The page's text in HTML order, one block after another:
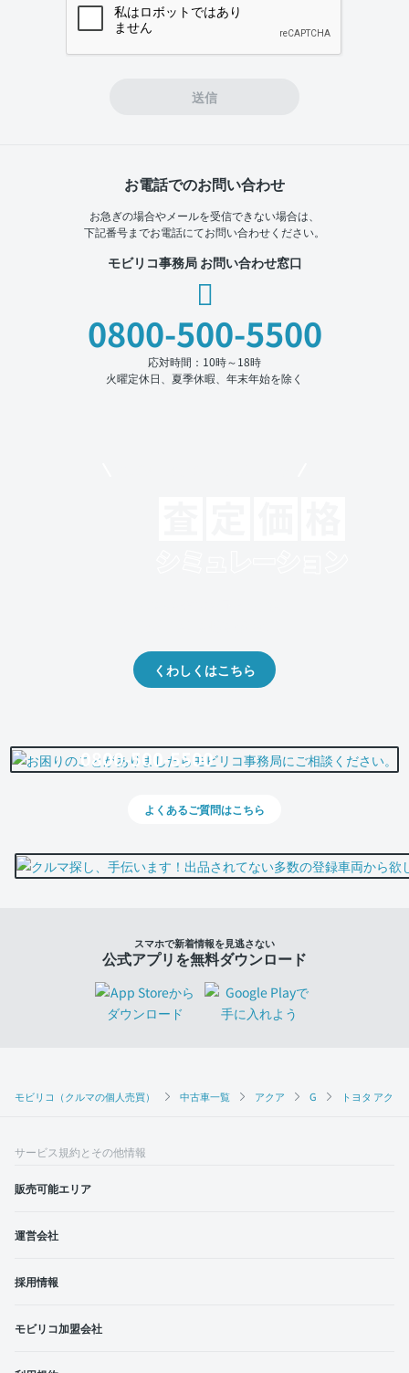
モビリコ（クルマの個人売買） 中古車一覧 アクア G トヨタ アク
送信
お電話でのお問い合わせ
お急ぎの場合やメールを受信できない場合は、
下記番号までお電話にてお問い合わせください。
モビリコ事務局 お問い合わせ窓口
0800-500-5500
応対時間：10時～18時
火曜定休日、夏季休暇、年末年始を除く
くわしくはこちら
0800-500-5500
よくあるご質問はこちら
スマホで新着情報を見逃さない
公式アプリを無料ダウンロード
サービス規約とその他情報
販売可能エリア
運営会社
採用情報
モビリコ加盟会社